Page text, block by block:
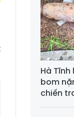
Hà
bom
chiến